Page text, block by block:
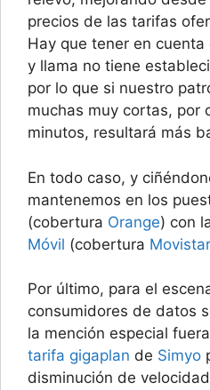
precios de las tarifas
Hay que tener en cuenta
y llama no tiene
por lo que si nuestro
muchas muy cortas, por
minutos, resultará más
En todo caso, y
mantenemos en los
(cobertura Orange) con
Móvil (cobertura Movistar
Por último, para el
consumidores de datos
la mención especial
tarifa gigaplan de Simyo
disminución de